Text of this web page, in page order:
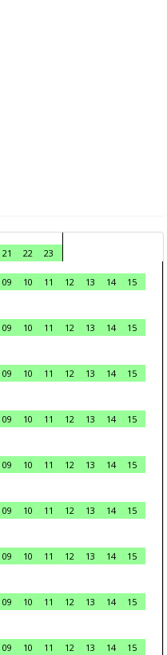
21 22
23
09 10 11 12 13 14
15
09 10 11 12 13 14
15
09 10 11 12 13 14
15
09 10 11 12 13 14
15
09 10 11 12 13 14
15
09 10 11 12 13 14
15
09 10 11 12 13 14
15
09 10 11 12 13 14
15
09 10 11 12 13 14 15